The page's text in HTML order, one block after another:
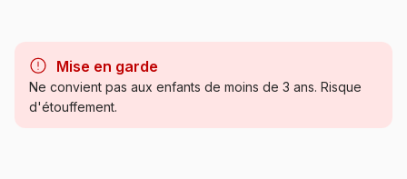
Catégorie
Mise en garde
Ne convient pas aux enfants de moins de 3 ans. Risque
d'étouffement.